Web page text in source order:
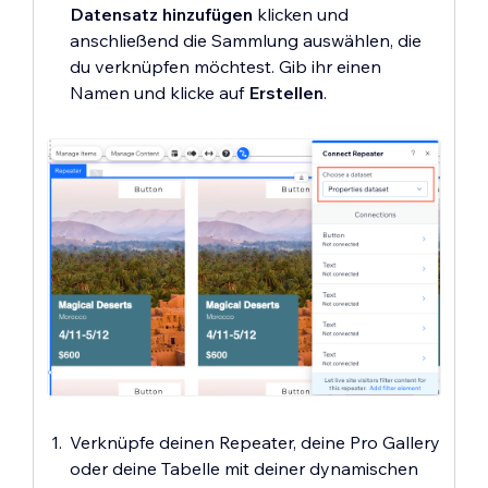
Datensatz hinzufügen klicken und
anschließend die Sammlung auswählen, die
du verknüpfen möchtest. Gib ihr einen
Namen und klicke auf Erstellen.
Verknüpfe deinen Repeater, deine Pro Gallery
oder deine Tabelle mit deiner dynamischen